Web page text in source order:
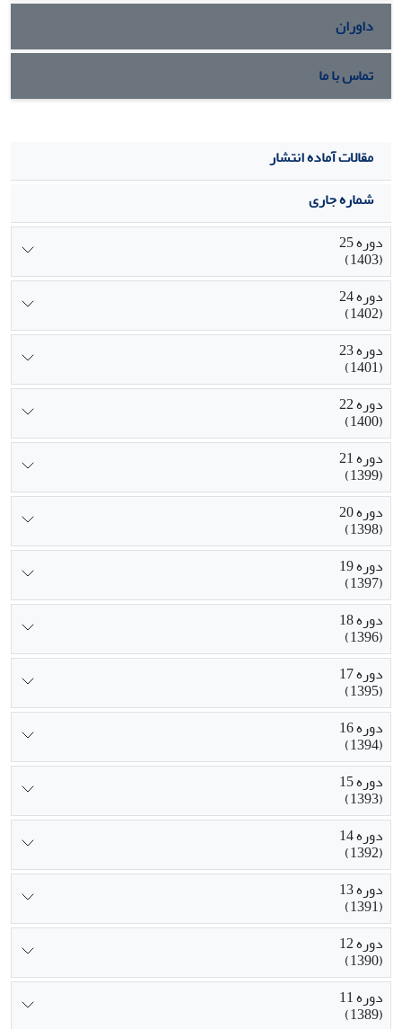
داوران
تماس با ما
مقالات آماده انتشار
شماره جاری
دوره 25
(1403)
دوره 24
(1402)
دوره 23
(1401)
دوره 22
(1400)
دوره 21
(1399)
دوره 20
(1398)
دوره 19
(1397)
دوره 18
(1396)
دوره 17
(1395)
دوره 16
(1394)
دوره 15
(1393)
دوره 14
(1392)
دوره 13
(1391)
دوره 12
(1390)
دوره 11
(1389)